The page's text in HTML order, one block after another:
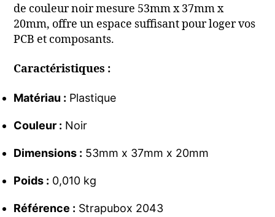
de couleur noir mesure 53mm x 37mm x
20mm, offre un espace suffisant pour loger vos
PCB et composants.
Caractéristiques :
Matériau : Plastique
Couleur : Noir
Dimensions : 53mm x 37mm x 20mm
Poids : 0,010 kg
Référence : Strapubox 2043